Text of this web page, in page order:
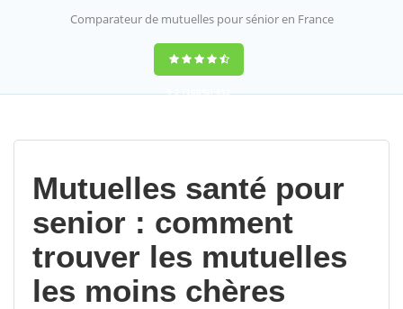
Comparateur de mutuelles pour sénior en France
9,2(100%)452
Mutuelles santé pour
senior : comment
trouver les mutuelles
les moins chères